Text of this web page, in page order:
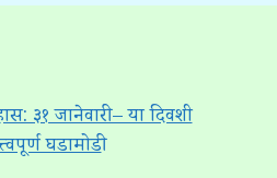
३१ जानेवारी – या दिवशी
घडामोडी